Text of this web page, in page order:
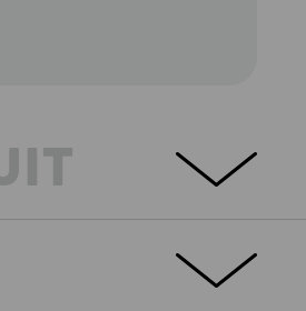
avec une grande variété de poches